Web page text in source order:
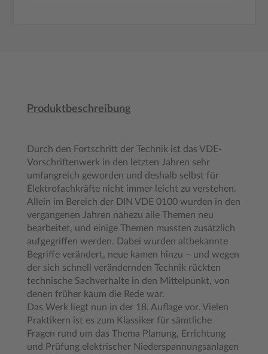
Produktbeschreibung
Durch den Fortschritt der Technik ist das VDE-
Vorschriftenwerk in den letzten Jahren sehr
umfangreich geworden und deshalb selbst für
Elektrofachkräfte nicht immer leicht zu verstehen.
Allein im Bereich der DIN VDE 0100 wurden in den
vergangenen Jahren nahezu alle Themen neu
bearbeitet, und einige Themen mussten zusätzlich
aufgegriffen werden. Dabei wurden altbekannte
Begriffe verändert, neue kamen hinzu – und wegen
der sich schnell verändernden Technik rückten
technische Sachverhalte in den Mittelpunkt, von
denen früher kaum die Rede war.
Das Werk liegt nun in der 18. Auflage vor. Vielen
Praktikern ist es zum Klassiker für sämtliche
Fragen rund um das Thema Planung, Errichtung
und Prüfung elektrischer Niederspannungsanlagen